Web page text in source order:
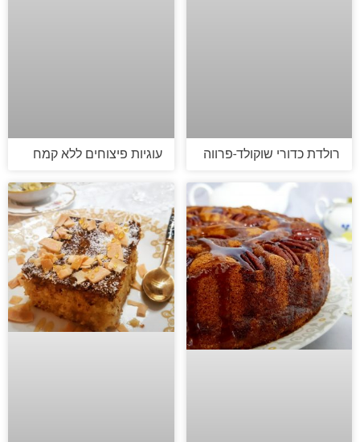
רולדת כדורי שוקולד-פרווה עוגיות פיצוחים ללא קמח